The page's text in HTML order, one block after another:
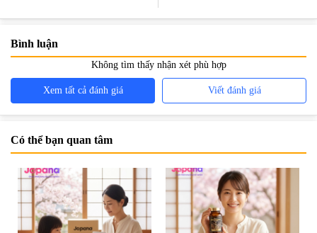
Bình luận
Không tìm thấy nhận xét phù hợp
Xem tất cả đánh giá Viết đánh giá
Có thể bạn quan tâm